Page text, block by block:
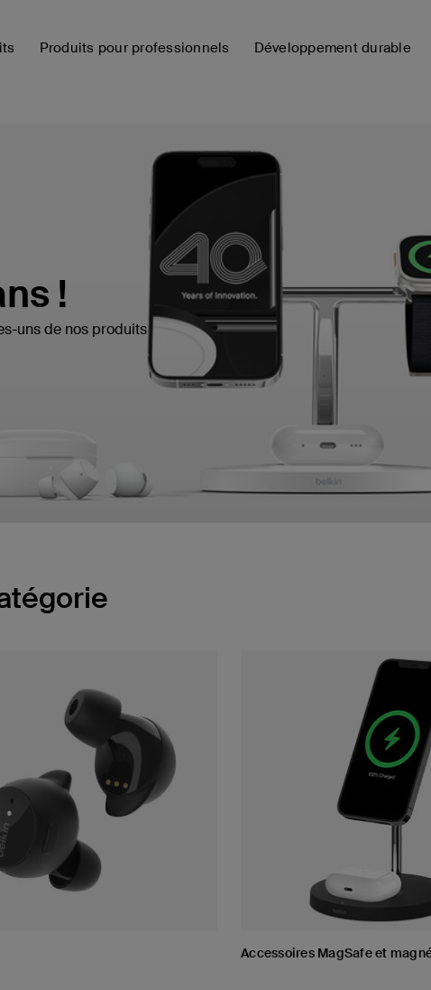
Produits pour professionnels Développement durable
!
uns de nos produits
Accessoires MagSafe et